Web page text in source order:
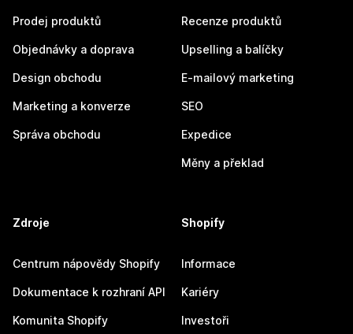
Prodej produktů
Objednávky a doprava
Design obchodu
Marketing a konverze
Správa obchodu
Recenze produktů
Upselling a balíčky
E-mailový marketing
SEO
Expedice
Měny a překlad
Zdroje
Centrum nápovědy Shopify
Dokumentace k rozhraní API
Komunita Shopify
Shopify
Informace
Kariéry
Investoři